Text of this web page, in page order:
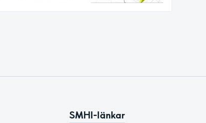
SMHI-länkar